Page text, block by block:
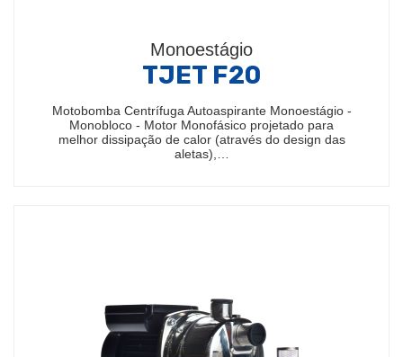
Monoestágio
TJET F20
Motobomba Centrífuga Autoaspirante Monoestágio -
Monobloco - Motor Monofásico projetado para
melhor dissipação de calor (através do design das
aletas),…